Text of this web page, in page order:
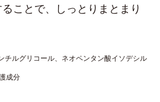
ことで、しっとりまとまり
チルグリコール、ネオペンタン酸イソデシル
成分